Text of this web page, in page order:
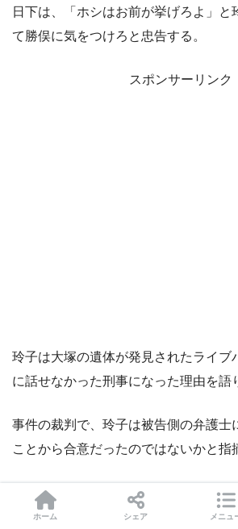
日下は、「ホシはお前が挙げろよ」と
て勝俣に気をつけろと忠告する。
スポンサーリンク
玲子は大塚の遺体が発見されたライブ
に話せなかった刑事になった理由を語
事件の裁判で、玲子は被告側の弁護士
ことから合意だったのではないかと指
佐田の言葉を胸に、玲子は戦った。
ホーム シェア メニュ